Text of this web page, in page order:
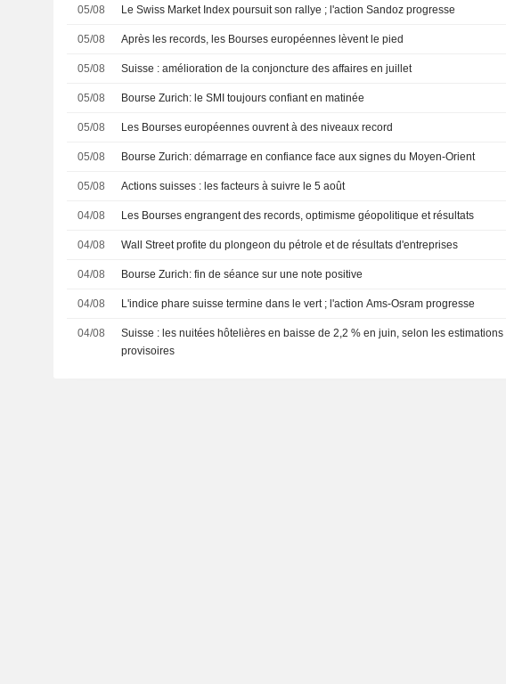
05/08 Le Swiss Market Index poursuit son rallye ; l'action Sandoz progresse
05/08 Après les records, les Bourses européennes lèvent le pied
05/08 Suisse : amélioration de la conjoncture des affaires en juillet
05/08 Bourse Zurich: le SMI toujours confiant en matinée
05/08 Les Bourses européennes ouvrent à des niveaux record
05/08 Bourse Zurich: démarrage en confiance face aux signes du Moyen-Orient
05/08 Actions suisses : les facteurs à suivre le 5 août
04/08 Les Bourses engrangent des records, optimisme géopolitique et résultats
04/08 Wall Street profite du plongeon du pétrole et de résultats d'entreprises
04/08 Bourse Zurich: fin de séance sur une note positive
04/08 L'indice phare suisse termine dans le vert ; l'action Ams-Osram progresse
04/08
Suisse : les nuitées hôtelières en baisse de 2,2 % en juin, selon les estimations
provisoires